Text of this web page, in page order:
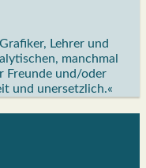
Lehrer und
manchmal
Freunde und/oder
und unersetzlich.«